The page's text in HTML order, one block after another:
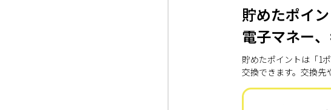
貯めたポイ
電子マネー
貯めたポイントは「1
交換できます。交換先